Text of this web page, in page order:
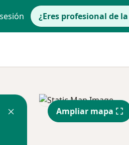
¿Eres profesional de
Ampliar mapa